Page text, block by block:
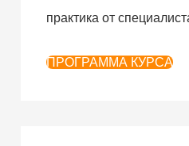
практика от
ПРОГРАММА КУРСА